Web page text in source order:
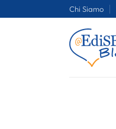
Chi Siamo